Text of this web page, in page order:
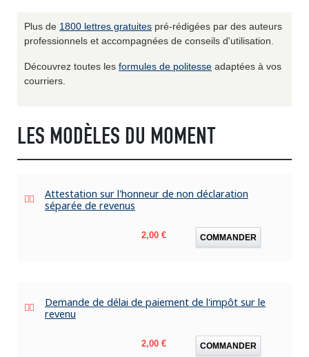
Plus de 1800 lettres gratuites pré-rédigées par des auteurs
professionnels et accompagnées de conseils d'utilisation.
Découvrez toutes les formules de politesse adaptées à vos
courriers.
LES MODÈLES DU MOMENT
Attestation sur l'honneur de non déclaration
séparée de revenus
Prix
2,00 € COMMANDER
Demande de délai de paiement de l'impôt sur le
revenu
Prix
2,00 € COMMANDER